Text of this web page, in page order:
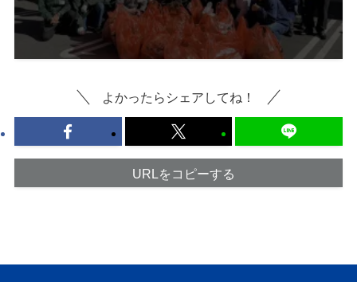
よかったらシェアしてね！
URLをコピーする